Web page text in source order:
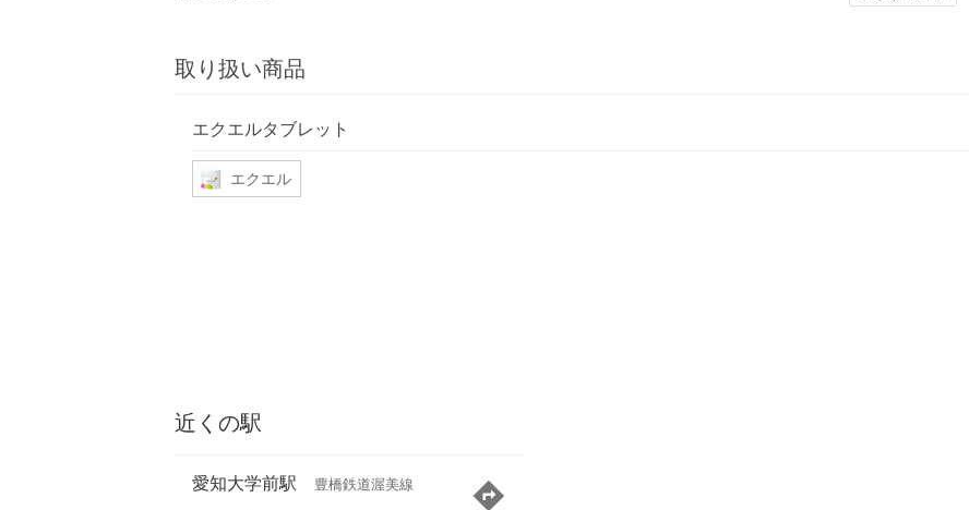
取り扱い商品
エクエルタブレット
エクエル
近くの駅
愛知大学前駅 豊橋鉄道渥美線